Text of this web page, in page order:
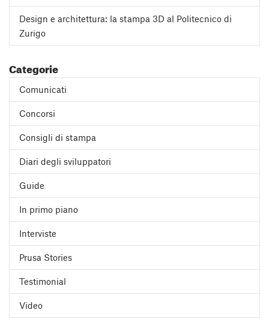
Design e architettura: la stampa 3D al Politecnico di
Zurigo
Categorie
Comunicati
Concorsi
Consigli di stampa
Diari degli sviluppatori
Guide
In primo piano
Interviste
Prusa Stories
Testimonial
Video